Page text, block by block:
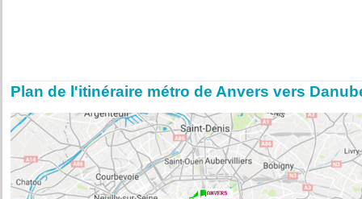
Plan de l'itinéraire métro de Anvers vers